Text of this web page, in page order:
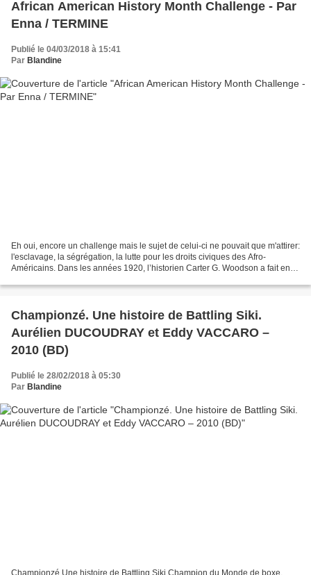
African American History Month Challenge - Par
Enna / TERMINE
Publié le 04/03/2018 à 15:41
Par Blandine
Eh oui, encore un challenge mais le sujet de celui-ci ne pouvait que m'attirer:
l'esclavage, la ségrégation, la lutte pour les droits civiques des Afro-
Américains. Dans les années 1920, l’historien Carter G. Woodson a fait en
Championzé. Une histoire de Battling Siki.
Aurélien DUCOUDRAY et Eddy VACCARO –
2010 (BD)
Publié le 28/02/2018 à 05:30
Par Blandine
Championzé Une histoire de Battling Siki Champion du Monde de boxe,